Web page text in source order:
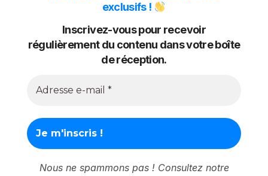
exclusifs !
Inscrivez-vous pour recevoir
régulièrement du contenu dans votre boîte
de réception.
Nous ne spammons pas ! Consultez notre